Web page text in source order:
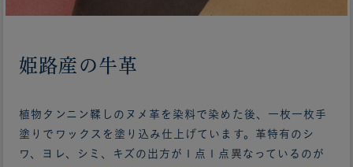
姫路産の牛革
植物タンニン鞣しのヌメ革を染料で染めた後、一枚一枚手
塗りでワックスを塗り込み仕上げています。革特有のシ
ワ、ヨレ、シミ、キズの出方が１点１点異なっているのが